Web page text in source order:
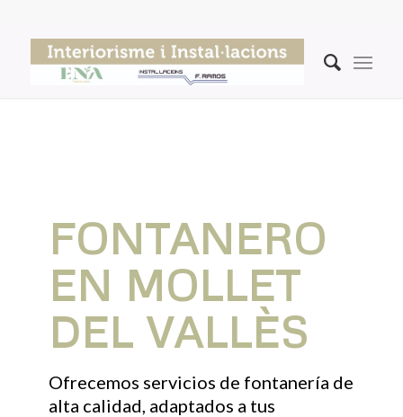
FONTANERO
EN MOLLET
DEL VALLÈS
Ofrecemos servicios de fontanería de
alta calidad, adaptados a tus